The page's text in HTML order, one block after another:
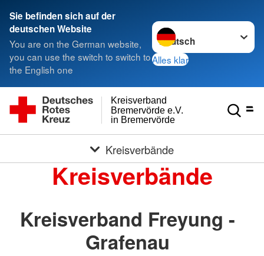
Sie befinden sich auf der
deutschen Website
You are on the German website,
you can use the switch to switch to
the English one
Sprache wechseln zu
Alles klar
in Bremervörde
Bremervörde e.V.
Kreisverband
Kreisverbände
Kreisverbände
Kreisverband Freyung -
Grafenau